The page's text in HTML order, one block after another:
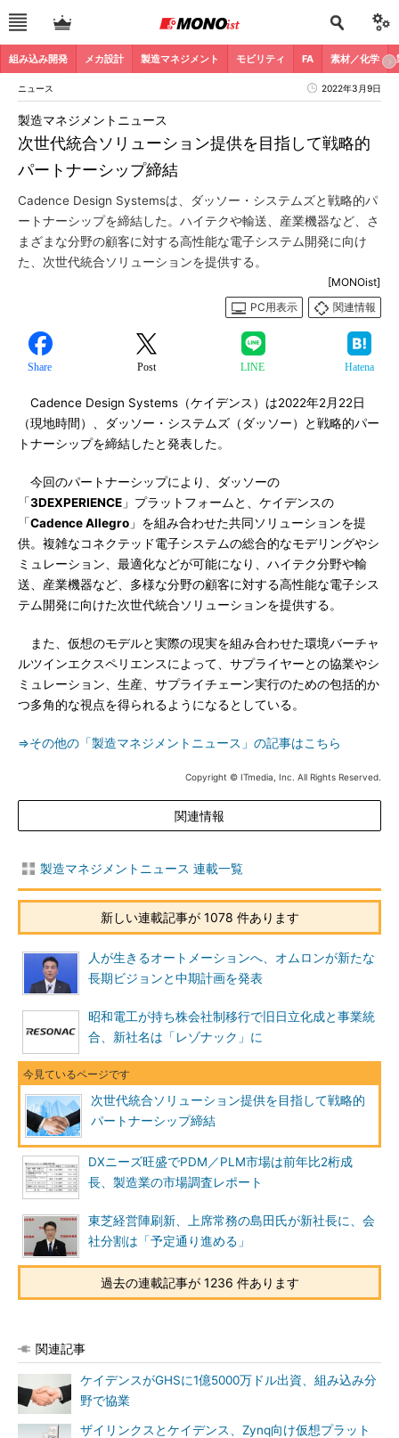
組み込み開発 メカ設計 製造マネジメント モビリティ FA 素材／化学
ニュース 2022年3月9日
次世代統合ソリューション提供を目指して戦略的
パートナーシップ締結
製造マネジメントニュース
Cadence Design Systemsは、ダッソー・システムズと戦略的パ
ートナーシップを締結した。ハイテクや輸送、産業機器など、さ
まざまな分野の顧客に対する高性能な電子システム開発に向け
た、次世代統合ソリューションを提供する。
[MONOist]
PC用表示
関連情報
Share Post LINE Hatena
Cadence Design Systems（ケイデンス）は2022年2月22日
（現地時間）、ダッソー・システムズ（ダッソー）と戦略的パー
トナーシップを締結したと発表した。
今回のパートナーシップにより、ダッソーの
「3DEXPERIENCE 」プラットフォームと、ケイデンスの
「Cadence Allegro 」を組み合わせた共同ソリューションを提
供。複雑なコネクテッド電子システムの総合的なモデリングやシ
ミュレーション、最適化などが可能になり、ハイテク分野や輸
送、産業機器など、多様な分野の顧客に対する高性能な電子シス
テム開発に向けた次世代統合ソリューションを提供する。
また、仮想のモデルと実際の現実を組み合わせた環境バーチャ
ルツインエクスペリエンスによって、サプライヤーとの協業やシ
ミュレーション、生産、サプライチェーン実行のための包括的か
つ多角的な視点を得られるようになるとしている。
⇒その他の「製造マネジメントニュース」の記事はこちら
Copyright © ITmedia, Inc. All Rights Reserved.
関連情報
製造マネジメントニュース 連載一覧
新しい連載記事が 1078 件あります
人が生きるオートメーションへ、オムロンが新たな
長期ビジョンと中期計画を発表
昭和電工が持ち株会社制移行で旧日立化成と事業統
合、新社名は「レゾナック」に
次世代統合ソリューション提供を目指して戦略的
パートナーシップ締結
DXニーズ旺盛でPDM／PLM市場は前年比2桁成
長、製造業の市場調査レポート
東芝経営陣刷新、上席常務の島田氏が新社長に、会
社分割は「予定通り進める」
過去の連載記事が 1236 件あります
関連記事
ケイデンスがGHSに1億5000万ドル出資、組み込み分
野で協業
ザイリンクスとケイデンス、Zynq向け仮想プラット